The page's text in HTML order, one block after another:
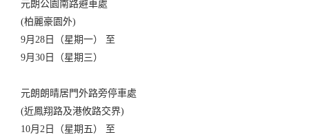
元朗公園南路避車處
(柏麗豪園外)
9月28日（星期一） 至
9月30日（星期三）
元朗朗晴居門外路旁停車處
(近鳳翔路及港攸路交界)
10月2日（星期五） 至